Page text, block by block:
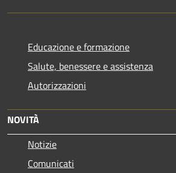
Educazione e formazione
Salute, benessere e assistenza
Autorizzazioni
NOVITÀ
Notizie
Comunicati